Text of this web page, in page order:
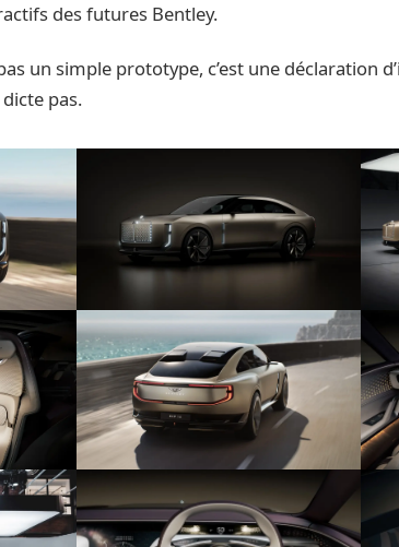
des futures Bentley.
un simple prototype, c’est une déclaration
pas.